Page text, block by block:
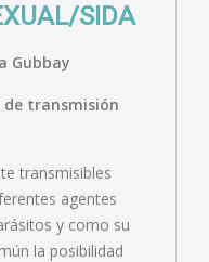
SIDA
Gubbay
de transmisión
transmisibles
agentes
y como su
la posibilidad